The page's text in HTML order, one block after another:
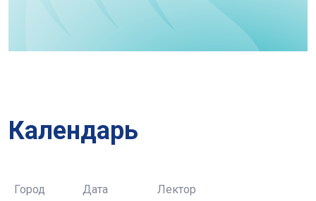
Календарь
Город Дата Лектор